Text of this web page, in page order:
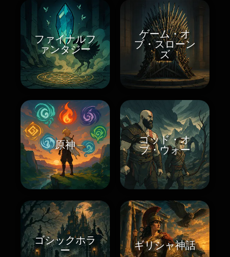
ファイナルフ
ァンタジー
ゲーム・オ
ブ・スローン
ズ
原神
ゴッド・オ
ブ・ウォー
ゴシックホラ
ー
ギリシャ神話